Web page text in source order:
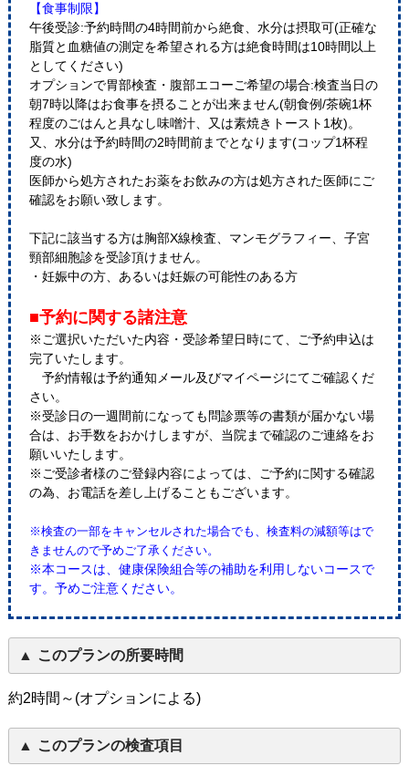
【食事制限】
午後受診:予約時間の4時間前から絶食、水分は摂取可(正確な
脂質と血糖値の測定を希望される方は絶食時間は10時間以上
としてください)
オプションで胃部検査・腹部エコーご希望の場合:検査当日の
朝7時以降はお食事を摂ることが出来ません(朝食例/茶碗1杯
程度のごはんと具なし味噌汁、又は素焼きトースト1枚)。
又、水分は予約時間の2時間前までとなります(コップ1杯程
度の水)
医師から処方されたお薬をお飲みの方は処方された医師にご
確認をお願い致します。
下記に該当する方は胸部X線検査、マンモグラフィー、子宮
頸部細胞診を受診頂けません。
・妊娠中の方、あるいは妊娠の可能性のある方
■予約に関する諸注意
※ご選択いただいた内容・受診希望日時にて、ご予約申込は
完了いたします。
予約情報は予約通知メール及びマイページにてご確認くだ
さい。
※受診日の一週間前になっても問診票等の書類が届かない場
合は、お手数をおかけしますが、当院まで確認のご連絡をお
願いいたします。
※ご受診者様のご登録内容によっては、ご予約に関する確認
の為、お電話を差し上げることもございます。
※検査の一部をキャンセルされた場合でも、検査料の減額等はで
きませんので予めご了承ください。
※本コースは、健康保険組合等の補助を利用しないコースで
す。予めご注意ください。
このプランの所要時間
約2時間～(オプションによる)
このプランの検査項目